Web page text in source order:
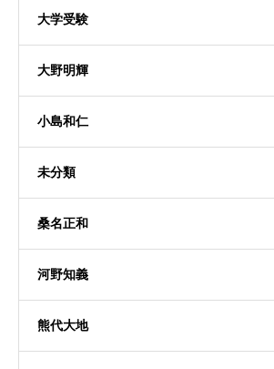
大学受験
大野明輝
小島和仁
未分類
桑名正和
河野知義
熊代大地